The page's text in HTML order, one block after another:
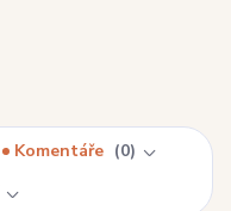
Komentáře
0